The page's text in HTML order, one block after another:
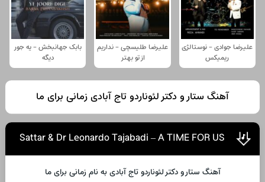
علیرضا جوادی - نوستالژی
ریمیکس
علیرضا طلیسچی - نداریم
از تو بهتر
بابک جهانبخش - یه جور
دیگه
آهنگ ستار و دکتر لئوناردو تاج آبادی زمانی برای ما
Sattar & Dr Leonardo Tajabadi – A TIME FOR US
آهنگ ستار و دکتر لئوناردو تاج آبادی به نام زمانی برای ما